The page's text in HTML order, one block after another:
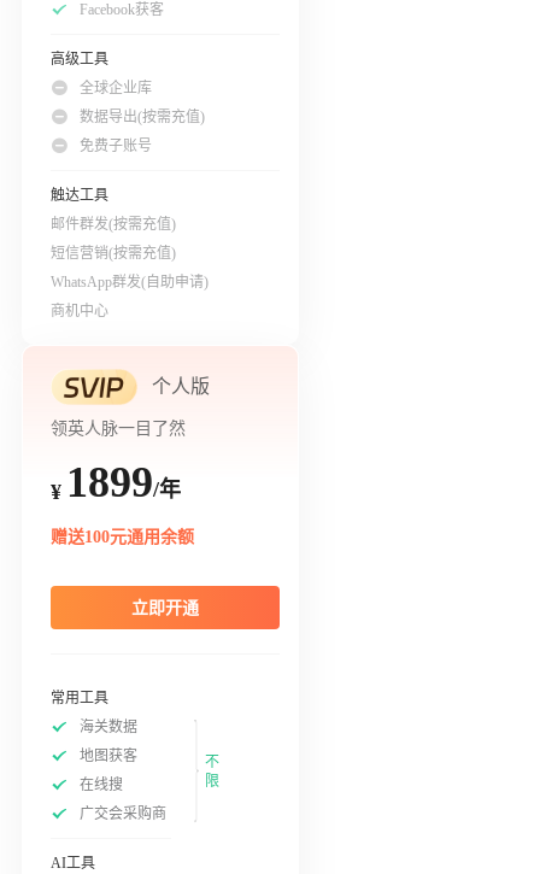
Facebook获客
高级工具
全球企业库
数据导出(按需充值)
免费子账号
触达工具
邮件群发(按需充值)
短信营销(按需充值)
WhatsApp群发(自助申请)
商机中心
个人版
领英人脉一目了然
¥ 1899/年
赠送100元通用余额
立即开通
常用工具
海关数据
地图获客
在线搜
广交会采购商
不
限
AI工具